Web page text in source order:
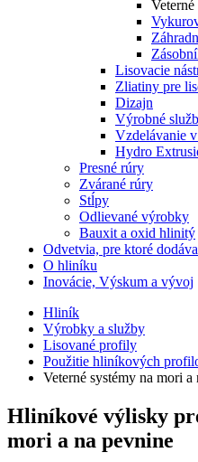
Lisovacie
Zliatiny pre
Dizajn
Výrobné
Vzdelávanie
Hydro
Presné rúry
Zvárané rúry
Stĺpy
Odlievané výrobky
Bauxit a oxid hlinitý
Odvetvia, pre ktoré
O hliníku
Inovácie, Výskum a vývoj
Hliník
Výrobky a služby
Lisované profily
Použitie hliníkových
Veterné systémy na mori a
Hliníkové výlisky
mori a na pevnine